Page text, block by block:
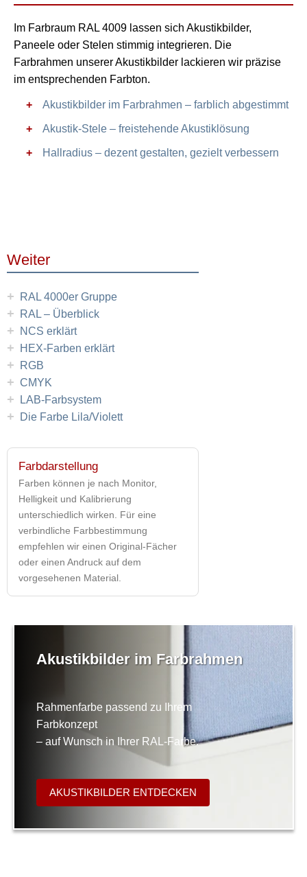
Im Farbraum RAL 4009 lassen sich Akustikbilder,
Paneele oder Stelen stimmig integrieren. Die
Farbrahmen unserer Akustikbilder lackieren wir präzise
im entsprechenden Farbton.
Akustikbilder im Farbrahmen – farblich abgestimmt
Akustik-Stele – freistehende Akustiklösung
Hallradius – dezent gestalten, gezielt verbessern
Weiter
+ RAL 4000er Gruppe
+ RAL – Überblick
+ NCS erklärt
+ HEX-Farben erklärt
+ RGB
+ CMYK
+ LAB-Farbsystem
+ Die Farbe Lila/Violett
Farbdarstellung
Farben können je nach Monitor,
Helligkeit und Kalibrierung
unterschiedlich wirken. Für eine
verbindliche Farbbestimmung
empfehlen wir einen Original-Fächer
oder einen Andruck auf dem
vorgesehenen Material.
Akustikbilder im Farbrahmen
Rahmenfarbe passend zu Ihrem
Farbkonzept
– auf Wunsch in Ihrer RAL-Farbe.
AKUSTIKBILDER ENTDECKEN